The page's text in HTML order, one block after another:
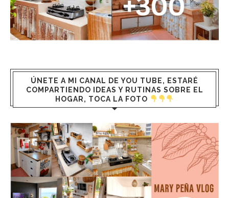
ÚNETE A MI CANAL DE YOU TUBE, ESTARÉ
COMPARTIENDO IDEAS Y RUTINAS SOBRE EL
HOGAR, TOCA LA FOTO